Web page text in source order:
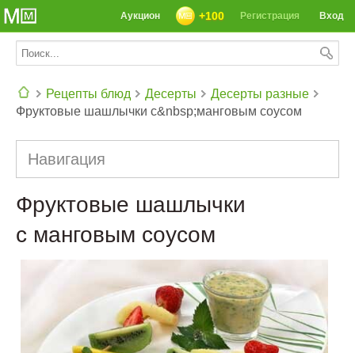
Вход
Регистрация
+100
Аукцион
Рецепты блюд Десерты
Десерты разные
Фруктовые шашлычки с&nbsp;манговым соусом
Навигация
Фруктовые шашлычки
с манговым соусом